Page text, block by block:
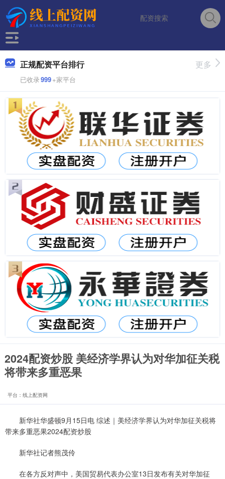
正规配资平台排行
已收录999+家平台
更多
2024配资炒股 美经济学界认为对华加征关税
将带来多重恶果
平台：线上配资网
新华社华盛顿9月15日电 综述｜美经济学界认为对华加征关税将
带来多重恶果2024配资炒股
新华社记者熊茂伶
在各方反对声中，美国贸易代表办公室13日发布有关对华加征